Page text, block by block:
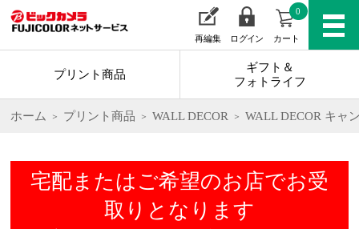
再編集 ログイン カート
0
プリント商品
ギフト＆
フォトライフ
ホーム プリント商品 WALL DECOR WALL DECOR キャ
宅配またはご希望のお店でお受
取りとなります